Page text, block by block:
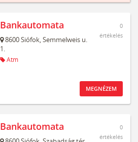
Bankautomata
8600Siófok,Semmelweis u.
1.
Atm
0
értékelés
MEGNÉZEM
Bankautomata
0
értékelés